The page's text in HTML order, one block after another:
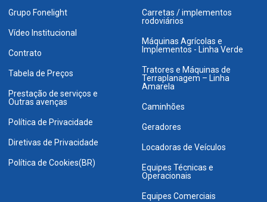
Grupo Fonelight
Vídeo Institucional
Contrato
Tabela de Preços
Prestação de serviços e
Outras avenças
Política de Privacidade
Diretivas de Privacidade
Política de Cookies(BR)
Carretas / implementos
rodoviários
Máquinas Agrícolas e
Implementos - Linha Verde
Tratores e Máquinas de
Terraplanagem – Linha
Amarela
Caminhões
Geradores
Locadoras de Veículos
Equipes Técnicas e
Operacionais
Equipes Comerciais